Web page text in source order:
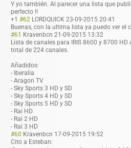
Y yo también. Al parecer una lista que
perfecto !!
+1 #62 LORDQUICK 23-09-2015 20:41
Buenas, con la ultima lista ya puedo ver el
#61 Kravenbcn 21-09-2015 13:32
Lista de canales para IRIS 8600 y 8700
total de 224 canales.
Añadidos:
- Iberalia
- Aragon TV
- Sky Sports 3 HD y SD
- Sky Sports 4 HD y SD
- Sky Sports 5 HD y SD
- Rai HD
- Rai 2 HD
- Rai 3 HD
#60 Kravenbcn 17-09-2015 19:52
Cito a Esteban: